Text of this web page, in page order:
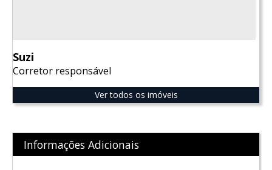
Suzi
Corretor responsável
Ver todos os imóveis
Informações Adicionais